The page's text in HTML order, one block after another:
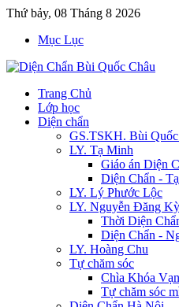
Thứ bảy, 08 Tháng 8 2026
Mục Lục
Trang Chủ
Lớp học
Diện chẩn
GS.TSKH. Bùi Quốc
LY. Tạ Minh
Giáo án Diện
Diện Chẩn -
LY. Lý Phước Lộc
LY. Nguyễn Đăng Kỳ
Thời Diện
Diện Chẩn -
LY. Hoàng Chu
Tự chăm sóc
Chìa Khóa
Tự chăm sóc